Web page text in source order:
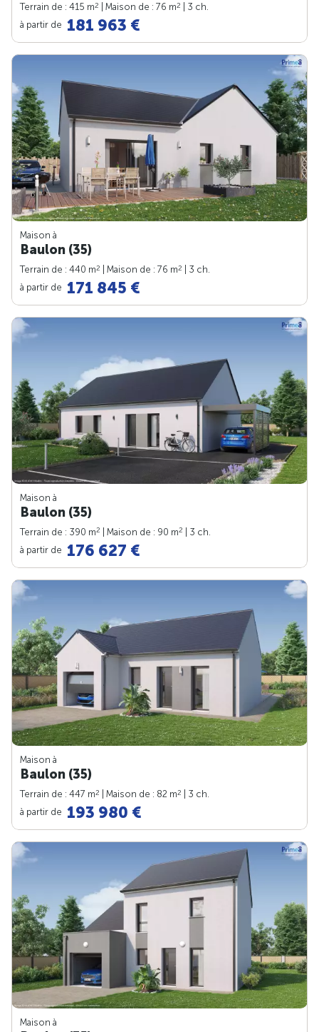
Terrain de : 415 m2 | Maison de : 76 m2
| 3 ch.
à partir de 181 963 €
Maison à
Baulon (35)
Terrain de : 440 m2 | Maison de : 76 m2
| 3 ch.
à partir de 171 845 €
Maison à
Baulon (35)
Terrain de : 390 m2 | Maison de : 90 m2
| 3 ch.
à partir de 176 627 €
Maison à
Baulon (35)
Terrain de : 447 m2 | Maison de : 82 m2
| 3 ch.
à partir de 193 980 €
Maison à